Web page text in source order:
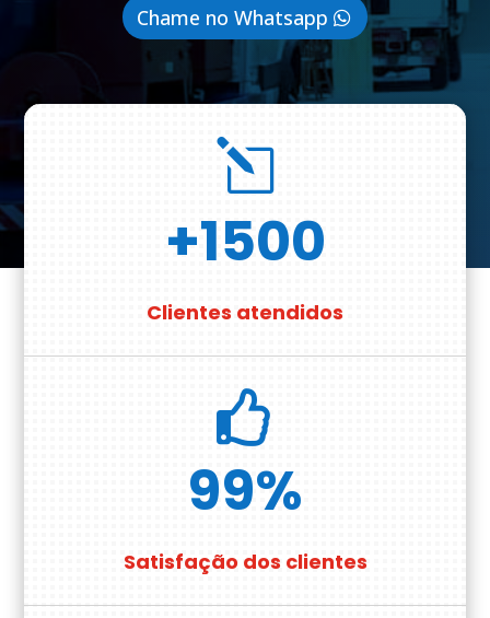
Chame no Whatsapp
l
+1500
Clientes atendidos

99%
Satisfação dos clientes